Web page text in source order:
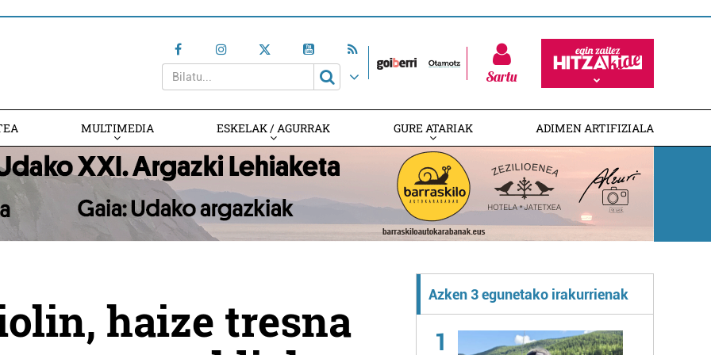
Sartu
MULTIMEDIA ESKELAK / AGURRAK GURE ATARIAK ADIMEN ARTIFIZIALA
haize tresna
Azken 3 egunetako irakurrienak
1